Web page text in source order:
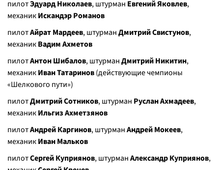
пилотЭдуард Николаев, штурман Евгений Яковлев,
механикИскандэр Романов
пилотАйрат Мардеев, штурманДмитрий Свистунов,
механикВадим Ахметов
пилотАнтон Шибалов, штурманДмитрий Никитин,
механикИван Татаринов(действующие чемпионы
«Шелкового пути»)
пилотДмитрий Сотников, штурман Руслан Ахмадеев,
механикИльгиз Ахметзянов
пилотАндрей Каргинов, штурманАндрей Мокеев,
механикИван Мальков
пилотСергей Куприянов, штурманАлександр Куприянов,